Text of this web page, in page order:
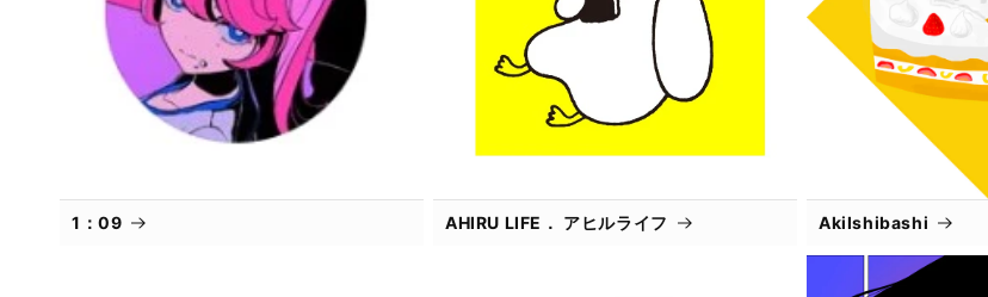
1：09 AHIRU LIFE． アヒルライフ AkiIshibashi